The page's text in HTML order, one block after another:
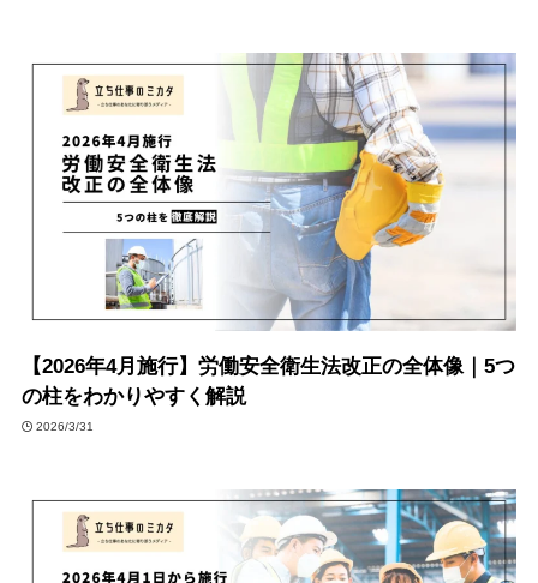
【2026年4月施行】労働安全衛生法改正の全体像｜5つ
の柱をわかりやすく解説
2026/3/31